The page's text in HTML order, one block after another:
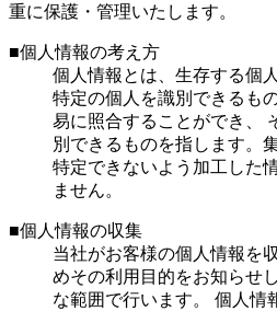
重に保護・管理いたします。
■個人情報の考え方
個人情報とは、生存する個
特定の個人を識別できるも
易に照合することができ、
別できるものを指します。
特定できないよう加工した
ません。
■個人情報の収集
当社がお客様の個人情報を
めその利用目的をお知らせ
な範囲で行います。 個人情